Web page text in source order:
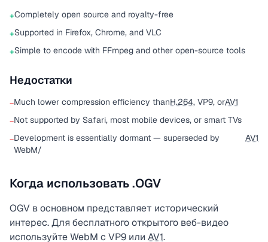
+Completely open source and royalty-free
+Supported in Firefox, Chrome, and VLC
+Simple to encode with FFmpeg and other open-source tools
Недостатки
−Much lower compression efficiency thanH.264, VP9, orAV1
−Not supported by Safari, most mobile devices, or smart TVs
−Development is essentially dormant — superseded by
WebM/
AV1
Когда использовать .OGV
OGV в основном представляет исторический
интерес. Для бесплатного открытого веб-видео
используйте WebM с VP9 или AV1.